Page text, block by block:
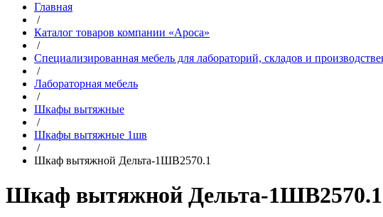
Главная
/
Каталог товаров компании «Ароса»
/
Специализированная мебель для лабораторий, складов и
/
Лабораторная мебель
/
Шкафы вытяжные
/
Шкафы вытяжные 1шв
/
Шкаф вытяжной Дельта-1ШВ2570.1
Шкаф вытяжной Дельта-1ШВ2570.1